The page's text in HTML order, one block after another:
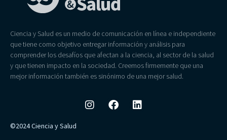
Ciencia y Salud es un medio de comunicación en línea e independiente
que tiene como objetivo entregar información y análisis para
comprender los desafíos que afectan a la ciencia, al sector de la salud
y que tienen impacto en la sociedad. Creemos firmemente que una
mejor información también es sinónimo de una mejor salud.
©2024 Ciencia y Salud